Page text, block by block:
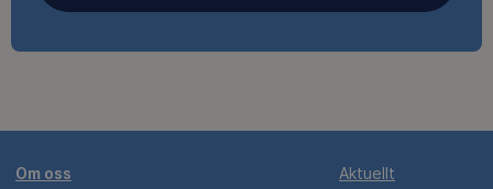
Om oss Aktuellt